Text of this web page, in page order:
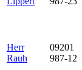
Herr
Rauh
09201
987-12